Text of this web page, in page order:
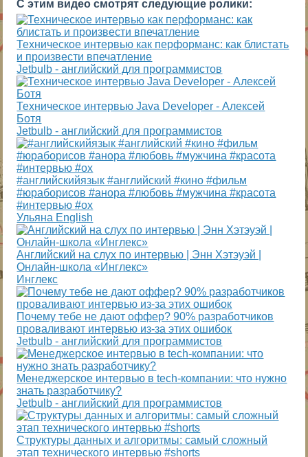
С этим видео смотрят следующие ролики:
Техническое интервью как перформанс: как блистать
и произвести впечатление
Jetbulb - английский для программистов
Техническое интервью Java Developer - Алексей
Ботя
Jetbulb - английский для программистов
#английскийязык #английский #кино #фильм
#юраборисов #анора #любовь #мужчина #красота
#интервью #ох
Ульяна English
Английский на слух по интервью | Энн Хэтэуэй |
Онлайн-школа «Инглекс»
Инглекс
Почему тебе не дают оффер? 90% разработчиков
проваливают интервью из-за этих ошибок
Jetbulb - английский для программистов
Менеджерское интервью в tech-компании: что нужно
знать разработчику?
Jetbulb - английский для программистов
Структуры данных и алгоритмы: самый сложный
этап технического интервью #shorts